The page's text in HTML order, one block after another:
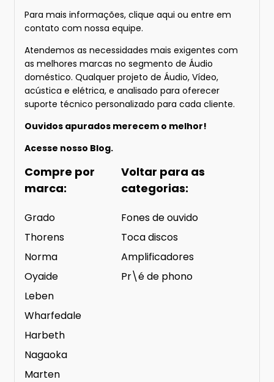
Para mais informações, clique aqui ou entre em
contato com nossa equipe.
Atendemos as necessidades mais exigentes com
as melhores marcas no segmento de Áudio
doméstico. Qualquer projeto de Áudio, Vídeo,
acústica e elétrica, e analisado para oferecer
suporte técnico personalizado para cada cliente.
Ouvidos apurados merecem o melhor!
Acesse nosso Blog.
Compre por
marca:
Grado
Thorens
Norma
Oyaide
Leben
Wharfedale
Harbeth
Nagaoka
Marten
Voltar para as
categorias:
Fones de ouvido
Toca discos
Amplificadores
Pr\é de phono